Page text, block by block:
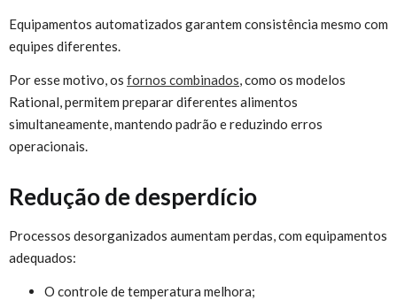
Equipamentos automatizados garantem consistência mesmo com
equipes diferentes.
Por esse motivo, os fornos combinados, como os modelos
Rational, permitem preparar diferentes alimentos
simultaneamente, mantendo padrão e reduzindo erros
operacionais.
Redução de desperdício
Processos desorganizados aumentam perdas, com equipamentos
adequados:
O controle de temperatura melhora;